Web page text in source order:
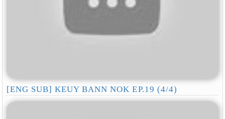
[ENG SUB] KEUY BANN NOK EP.19 (4/4)